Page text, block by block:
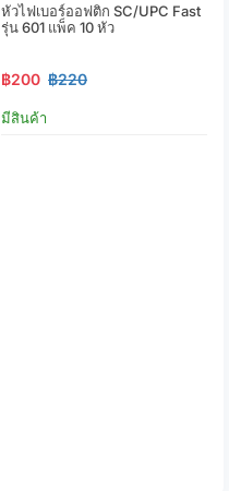
หัวไฟเบอร์ออฟติก SC/UPC Fast
รุ่น 601 แพ็ค 10 หัว
฿200 ฿220
มีสินค้า